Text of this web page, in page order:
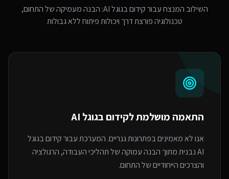
השילוב המנצח עבורקידום בגוגל AI
: הבנה מעמיקה של התחום,
טכנולוגיה פורצת דרך ויכולות פיתוח ללא גבולות
התאמה מושלמת לקידום בגוגל AI
אנו לא מאמינים בפתרונות גנריים. המערכת עבור קידום בגוגל
AI נבנית מתוך הבנה עמוקה של תהליכי העבודה, הרגולציה
והצרכים הייחודיים של התחום.